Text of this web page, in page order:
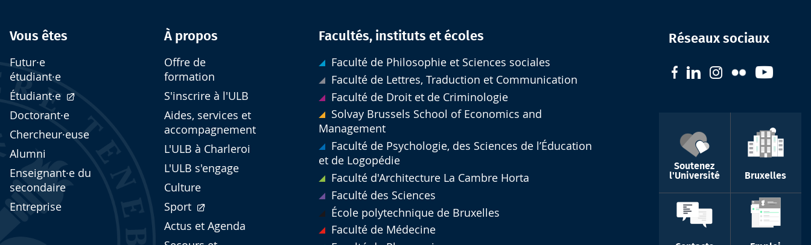
Vous êtes
Futur·e
étudiant·e
Étudiant·e
Doctorant·e
Chercheur·euse
Alumni
Enseignant·e du
secondaire
Entreprise
À propos
Offre de
formation
S'inscrire à l'ULB
Aides, services et
accompagnement
L'ULB à Charleroi
L'ULB s'engage
Culture
Sport
Actus et Agenda
Facultés, instituts et écoles
Faculté de Philosophie et Sciences sociales
Faculté de Lettres, Traduction et Communication
Faculté de Droit et de Criminologie
Solvay Brussels School of Economics and
Management
Faculté de Psychologie, des Sciences de l’Éducation
et de Logopédie
Faculté d'Architecture La Cambre Horta
Faculté des Sciences
École polytechnique de Bruxelles
Faculté de Médecine
Réseaux sociaux
Soutenez
l'Université
Bruxelles